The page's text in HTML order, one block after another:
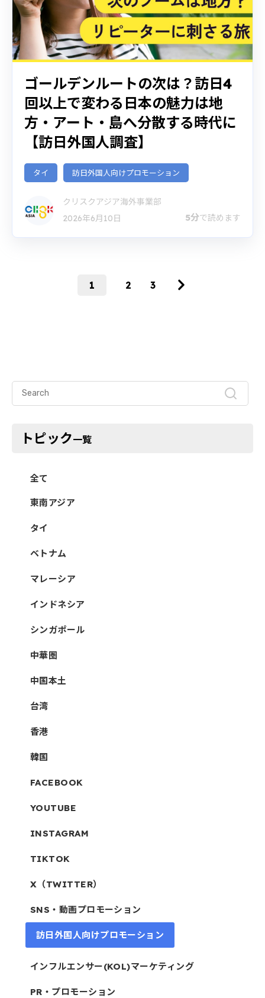
ゴールデンルートの次は？訪日4
回以上で変わる日本の魅力は地
方・アート・島へ分散する時代に
【訪日外国人調査】
タイ 訪日外国人向けプロモーション
クリスクアジア海外事業部
2026年6月10日
5分で読めます
1 2 3
トピック一覧
全て
東南アジア
SNS・動画プロモーション
ベトナム
タイ
訪日外国人向けプロモーション
インドネシア
マレーシア
インフルエンサー(KOL)マーケティング
YOUTUBE
中華圏
TIKTOK
INSTAGRAM
FACEBOOK
台湾
中国本土
PR・プロモーション
シンガポール
香港
韓国
X（TWITTER）